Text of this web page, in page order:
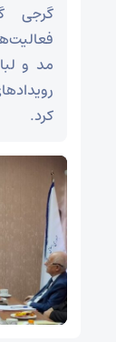
گرجی
مد و
کرد.